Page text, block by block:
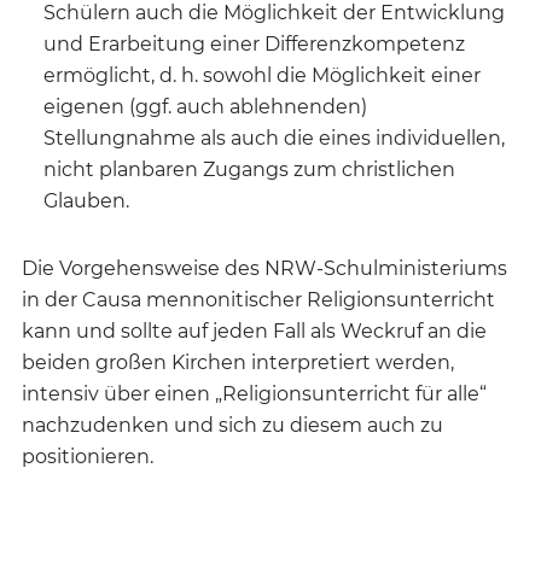
Schülern auch die Möglichkeit der Entwicklung
und Erarbeitung einer Differenzkompetenz
ermöglicht, d. h. sowohl die Möglichkeit einer
eigenen (ggf. auch ablehnenden)
Stellungnahme als auch die eines individuellen,
nicht planbaren Zugangs zum christlichen
Glauben.
Die Vorgehensweise des NRW-Schulministeriums
in der Causa mennonitischer Religionsunterricht
kann und sollte auf jeden Fall als Weckruf an die
beiden großen Kirchen interpretiert werden,
intensiv über einen „Religionsunterricht für alle“
nachzudenken und sich zu diesem auch zu
positionieren.